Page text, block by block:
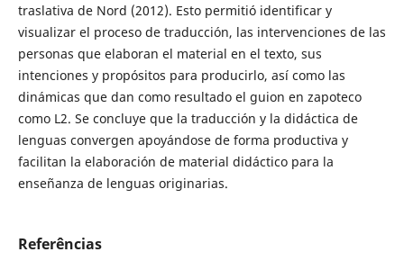
traslativa de Nord (2012). Esto permitió identificar y
visualizar el proceso de traducción, las intervenciones de las
personas que elaboran el material en el texto, sus
intenciones y propósitos para producirlo, así como las
dinámicas que dan como resultado el guion en zapoteco
como L2. Se concluye que la traducción y la didáctica de
lenguas convergen apoyándose de forma productiva y
facilitan la elaboración de material didáctico para la
enseñanza de lenguas originarias.
Referências